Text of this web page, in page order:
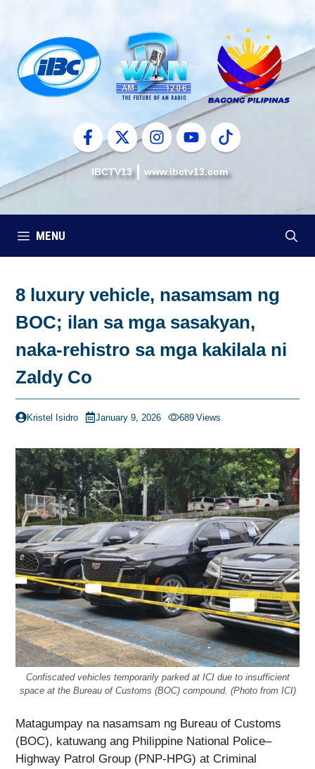
content
IBCTV13 www.ibctv13.com
MENU
8 luxury vehicle, nasamsam ng
BOC; ilan sa mga sasakyan,
naka-rehistro sa mga kakilala ni
Zaldy Co
Kristel Isidro January 9, 2026 689 Views
Confiscated vehicles temporarily parked at ICI due to insufficient
space at the Bureau of Customs (BOC) compound. (Photo from ICI)
Matagumpay na nasamsam ng Bureau of Customs
(BOC), katuwang ang Philippine National Police–
Highway Patrol Group (PNP-HPG) at Criminal